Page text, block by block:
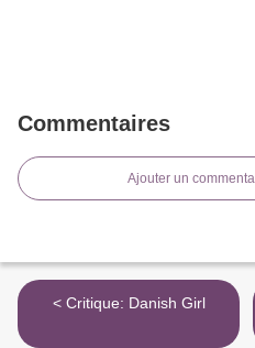
Commentaires
Ajouter un
< Critique: Danish Girl